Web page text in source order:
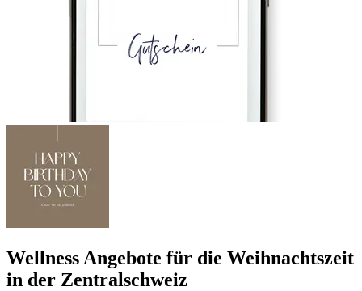
Wellness Angebote für die Weihnachtszeit
in der Zentralschweiz